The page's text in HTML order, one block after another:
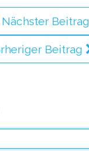
Nächster Beitrag
Beitrag